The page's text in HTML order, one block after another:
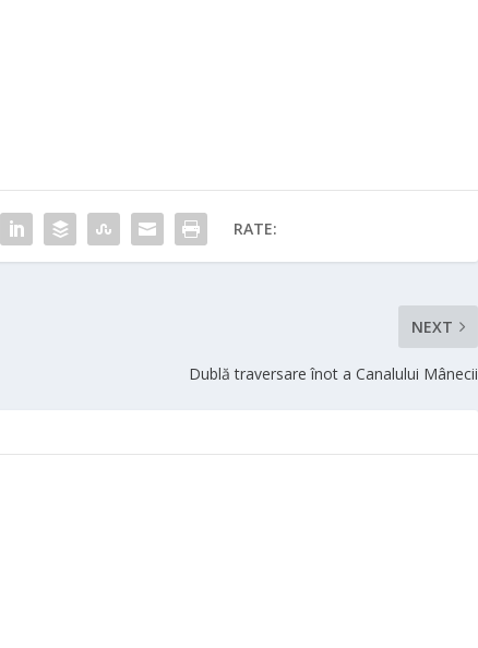
RATE:
NEXT
Dublă traversare înot a Canalului Mânecii